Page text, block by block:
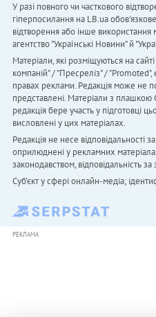
У разі повного чи часткового
гіперпосилання на LB.ua
відтворення або інше використання
агентство "Українськi Новини" й
Матеріали, які розміщуються на
компаній" / "Пресреліз" /
правах реклами. Редакція може не
представлені. Матеріали з
редакція бере участь у підготовці
висловлені у цих матеріалах.
Редакція не несе відповідальності
оприлюднені у рекламних
законодавством, відповідальність
Cуб'єкт у сфері онлайн-медіа;
РЕКЛАМА